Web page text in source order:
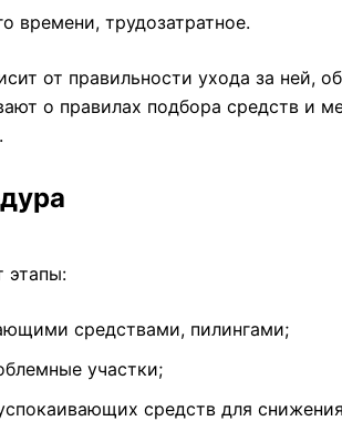
времени, трудозатратное.
от правильности ухода за ней,
о правилах подбора средств и
этапы:
средствами, пилингами;
участки;
средств для